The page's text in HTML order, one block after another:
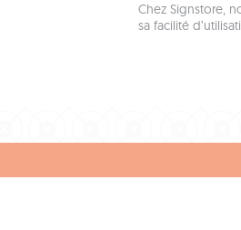
Chez Signstore,
sa facilité